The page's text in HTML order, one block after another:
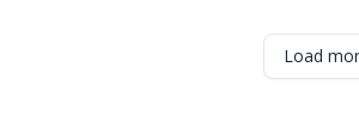
Load